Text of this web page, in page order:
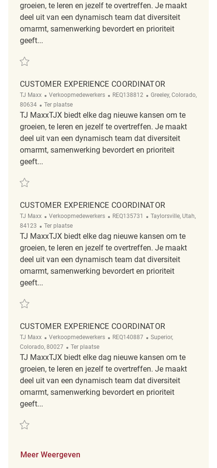
groeien, te leren en jezelf te overtreffen. Je maakt
deel uit van een dynamisch team dat diversiteit
omarmt, samenwerking bevordert en prioriteit
geeft...
Redden Customer Experience Coordinator REQ135180
CUSTOMER EXPERIENCE COORDINATOR
TJ Maxx Categorie
Verkoopmedewerkers ReqId
REQ138812 Plaats
Greeley, Colorado,
80634
Afgelegen
Ter plaatse
TJ MaxxTJX biedt elke dag nieuwe kansen om te
groeien, te leren en jezelf te overtreffen. Je maakt
deel uit van een dynamisch team dat diversiteit
omarmt, samenwerking bevordert en prioriteit
geeft...
Redden Customer Experience Coordinator REQ138812
CUSTOMER EXPERIENCE COORDINATOR
TJ Maxx Categorie
Verkoopmedewerkers ReqId
REQ135731 Plaats
Taylorsville, Utah,
84123
Afgelegen
Ter plaatse
TJ MaxxTJX biedt elke dag nieuwe kansen om te
groeien, te leren en jezelf te overtreffen. Je maakt
deel uit van een dynamisch team dat diversiteit
omarmt, samenwerking bevordert en prioriteit
geeft...
Redden Customer Experience Coordinator REQ135731
CUSTOMER EXPERIENCE COORDINATOR
TJ Maxx Categorie
Verkoopmedewerkers ReqId
REQ140887 Plaats
Superior,
Colorado, 80027
Afgelegen
Ter plaatse
TJ MaxxTJX biedt elke dag nieuwe kansen om te
groeien, te leren en jezelf te overtreffen. Je maakt
deel uit van een dynamisch team dat diversiteit
omarmt, samenwerking bevordert en prioriteit
geeft...
Redden Customer Experience Coordinator REQ140887
Meer Weergeven